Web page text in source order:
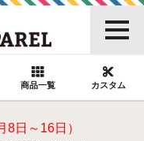
商品一覧 カスタム
日～16日）